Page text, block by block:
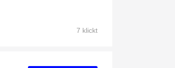
7 klickt